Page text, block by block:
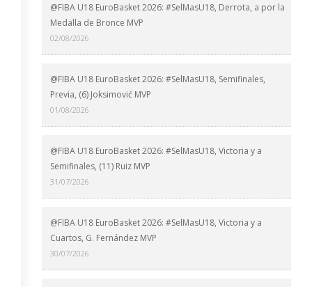
@FIBA U18 EuroBasket 2026: #SelMasU18, Derrota, a por la
Medalla de Bronce MVP
02/08/2026
@FIBA U18 EuroBasket 2026: #SelMasU18, Semifinales,
Previa, (6) Joksimović MVP
01/08/2026
@FIBA U18 EuroBasket 2026: #SelMasU18, Victoria y a
Semifinales, (11) Ruiz MVP
31/07/2026
@FIBA U18 EuroBasket 2026: #SelMasU18, Victoria y a
Cuartos, G. Fernández MVP
30/07/2026